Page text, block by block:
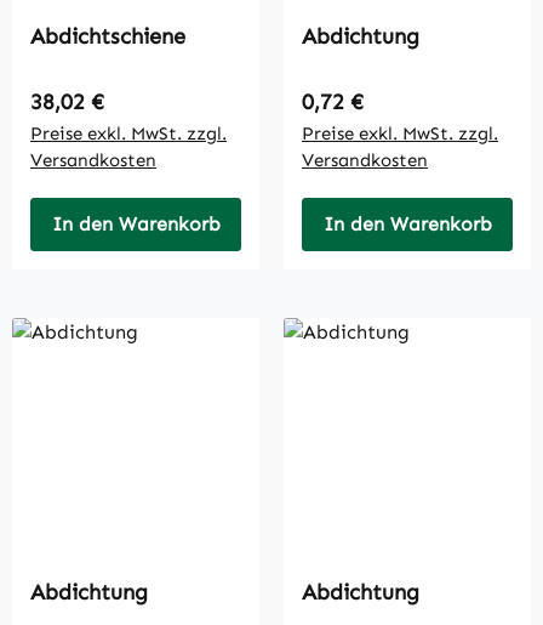
Abdichtschiene
Regulärer Preis:
38,02 €
Preise exkl. MwSt. zzgl.
Versandkosten
In den Warenkorb
Abdichtung
Regulärer Preis:
0,72 €
Preise exkl. MwSt. zzgl.
Versandkosten
In den Warenkorb
Abdichtung Abdichtung